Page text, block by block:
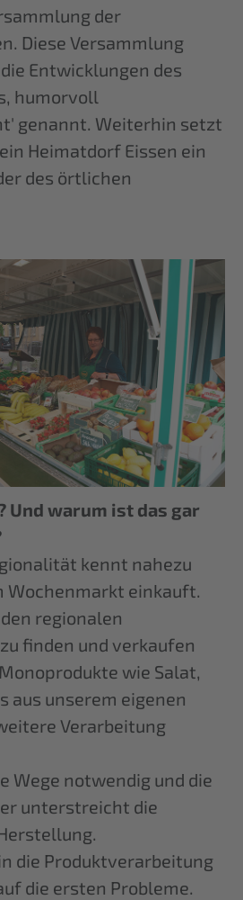
der
Diese Versammlung
Entwicklungen des
humorvoll
genannt. Weiterhin setzt
Heimatdorf Eissen ein
des örtlichen
Und warum ist das gar
kennt nahezu
Wochenmarkt einkauft.
regionalen
finden und verkaufen
wie Salat,
aus unserem eigenen
Verarbeitung
Wege notwendig und die
unterstreicht die
die Produktverarbeitung
die ersten Probleme.